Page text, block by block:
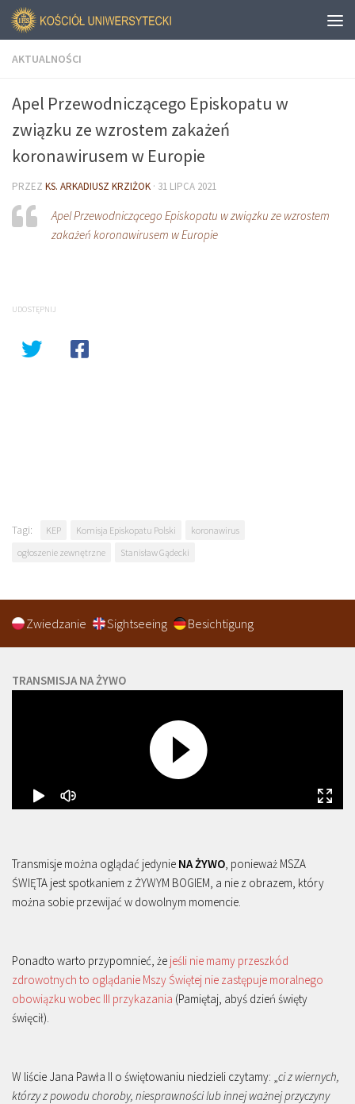
AKTUALNOŚCI
Apel Przewodniczącego Episkopatu w
związku ze wzrostem zakażeń
koronawirusem w Europie
PRZEZ KS. ARKADIUSZ KRZIŻOK · 31 LIPCA 2021
Apel Przewodniczącego Episkopatu w związku ze wzrostem
zakażeń koronawirusem w Europie
UDOSTĘPNIJ
Tagi: KEP Komisja Episkopatu Polski
koronawirus
ogłoszenie zewnętrzne
Stanisław Gądecki
Zwiedzanie Sightseeing Besichtigung
TRANSMISJA NA ŻYWO
Transmisje można oglądać jedynie NA ŻYWO, ponieważ MSZA
ŚWIĘTA jest spotkaniem z ŻYWYM BOGIEM, a nie z obrazem, który
można sobie przewijać w dowolnym momencie.
Ponadto warto przypomnieć, że jeśli nie mamy przeszkód
zdrowotnych to oglądanie Mszy Świętej nie zastępuje moralnego
obowiązku wobec III przykazania (Pamiętaj, abyś dzień święty
święcił).
W liście Jana Pawła II o świętowaniu niedzieli czytamy: „ci z wiernych,
którzy z powodu choroby, niesprawności lub innej ważnej przyczyny